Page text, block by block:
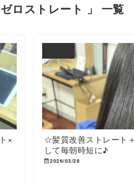
ゼロストレート 」 一覧
×
☆髪質改善ストレート
して毎朝時短に♪
2026/03/28